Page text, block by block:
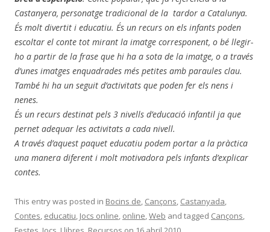
Castanyera, personatge tradicional de la tardor a Catalunya.
És molt divertit i educatiu. És un recurs on els infants poden
escoltar el conte tot mirant la imatge corresponent, o bé llegir-
ho a partir de la frase que hi ha a sota de la imatge, o a través
d’unes imatges enquadrades més petites amb paraules clau.
També hi ha un seguit d’activitats que poden fer els nens i
nenes.
És un recurs destinat pels 3 nivells d’educació infantil ja que
pernet adequar les activitats a cada nivell.
A través d’aquest paquet educatiu podem portar a la pràctica
una manera diferent i molt motivadora pels infants d’explicar
contes.
This entry was posted in Bocins de, Cançons, Castanyada,
Contes, educatiu, Jocs online, online,Web and tagged Cançons,